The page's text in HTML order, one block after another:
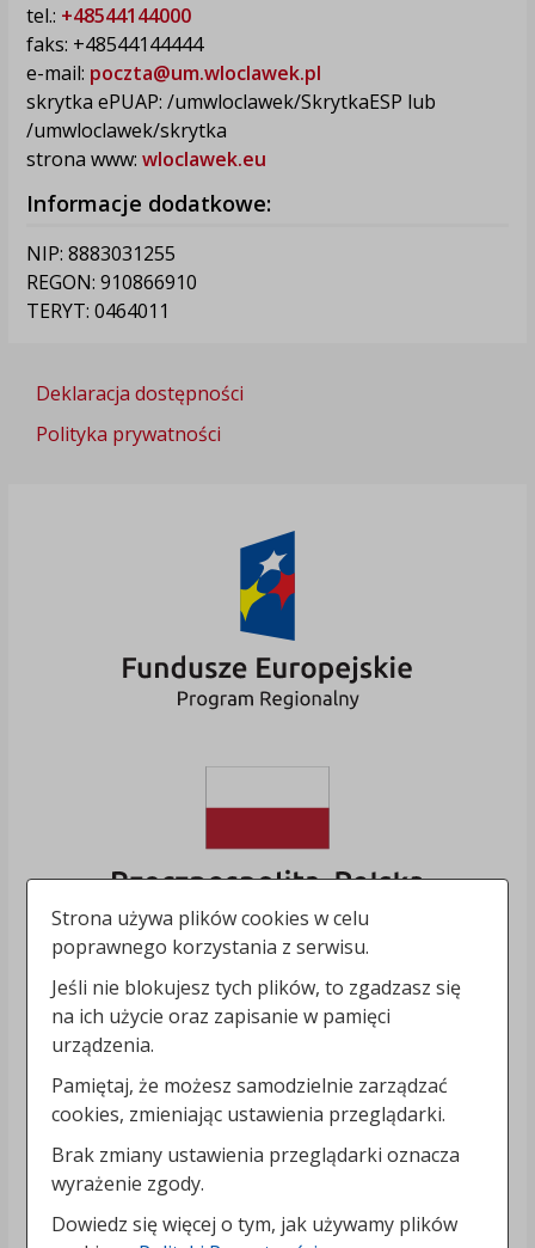
tel.: +48544144000
faks: +48544144444
e-mail: poczta@um.wloclawek.pl
skrytka ePUAP: /umwloclawek/SkrytkaESP lub
/umwloclawek/skrytka
strona www: wloclawek.eu
Informacje dodatkowe:
NIP: 8883031255
REGON: 910866910
TERYT: 0464011
Deklaracja dostępności
Polityka prywatności
Strona używa plików cookies w celu
poprawnego korzystania z serwisu.
Jeśli nie blokujesz tych plików, to zgadzasz się
na ich użycie oraz zapisanie w pamięci
urządzenia.
Pamiętaj, że możesz samodzielnie zarządzać
cookies, zmieniając ustawienia przeglądarki.
Brak zmiany ustawienia przeglądarki oznacza
wyrażenie zgody.
Dowiedz się więcej o tym, jak używamy plików